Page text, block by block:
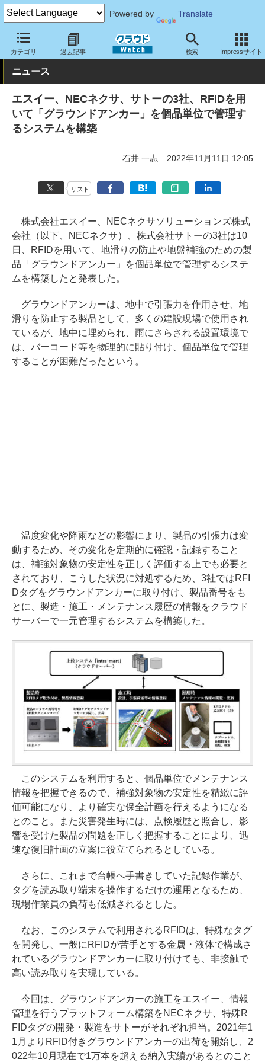
Powered by Translate
カテゴリ 過去記事 検索 Impressサイト
クラウド Watch トピック 協業・提携 国内
ニュース
エスイー、NECネクサ、サトーの3社、RFIDを用
いて「グラウンドアンカー」を個品単位で管理す
るシステムを構築
石井 一志 2022年11月11日 12:05
リスト
株式会社エスイー、NECネクサソリューションズ株式
会社（以下、NECネクサ）、株式会社サトーの3社は10
日、RFIDを用いて、地滑りの防止や地盤補強のための製
品「グラウンドアンカー」を個品単位で管理するシステ
ムを構築したと発表した。
グラウンドアンカーは、地中で引張力を作用させ、地
滑りを防止する製品として、多くの建設現場で使用され
ているが、地中に埋められ、雨にさらされる設置環境で
は、バーコード等を物理的に貼り付け、個品単位で管理
することが困難だったという。
温度変化や降雨などの影響により、製品の引張力は変
動するため、その変化を定期的に確認・記録すること
は、補強対象物の安定性を正しく評価する上でも必要と
されており、こうした状況に対処するため、3社ではRFI
Dタグをグラウンドアンカーに取り付け、製品番号をも
とに、製造・施工・メンテナンス履歴の情報をクラウド
サーバーで一元管理するシステムを構築した。
このシステムを利用すると、個品単位でメンテナンス
情報を把握できるので、補強対象物の安定性を精緻に評
価可能になり、より確実な保全計画を行えるようになる
とのこと。また災害発生時には、点検履歴と照合し、影
響を受けた製品の問題を正しく把握することにより、迅
速な復旧計画の立案に役立てられるとしている。
さらに、これまで台帳へ手書きしていた記録作業が、
タグを読み取り端末を操作するだけの運用となるため、
現場作業員の負荷も低減されるとした。
なお、このシステムで利用されるRFIDは、特殊なタグ
を開発し、一般にRFIDが苦手とする金属・液体で構成さ
れているグラウンドアンカーに取り付けても、非接触で
高い読み取りを実現している。
今回は、グラウンドアンカーの施工をエスイー、情報
管理を行うプラットフォーム構築をNECネクサ、特殊R
FIDタグの開発・製造をサトーがそれぞれ担当。2021年1
1月よりRFID付きグラウンドアンカーの出荷を開始し、2
022年10月現在で1万本を超える納入実績があるとのこと